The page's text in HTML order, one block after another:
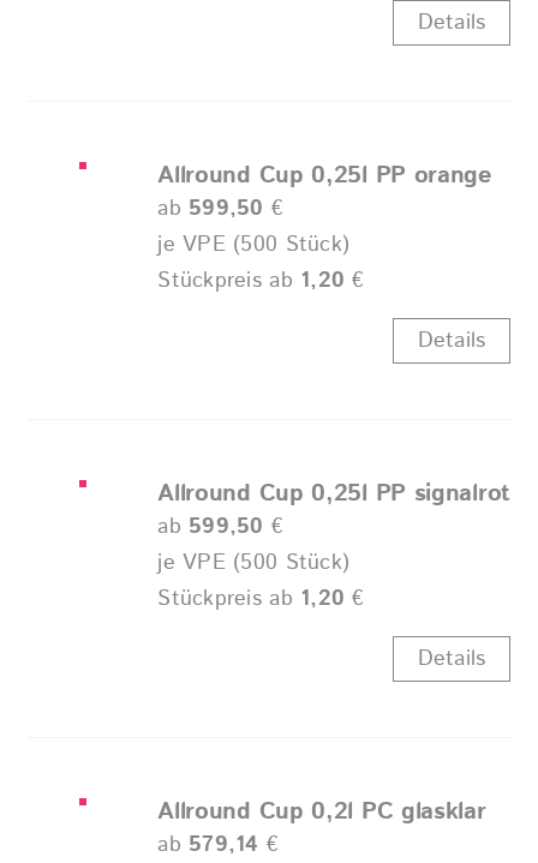
Details
Allround Cup 0,25l PP orange
ab 599,50 €
je VPE (500 Stück)
Stückpreis ab 1,20 €
Details
Allround Cup 0,25l PP signalrot
ab 599,50 €
je VPE (500 Stück)
Stückpreis ab 1,20 €
Details
Allround Cup 0,2l PC glasklar
ab 579,14 €